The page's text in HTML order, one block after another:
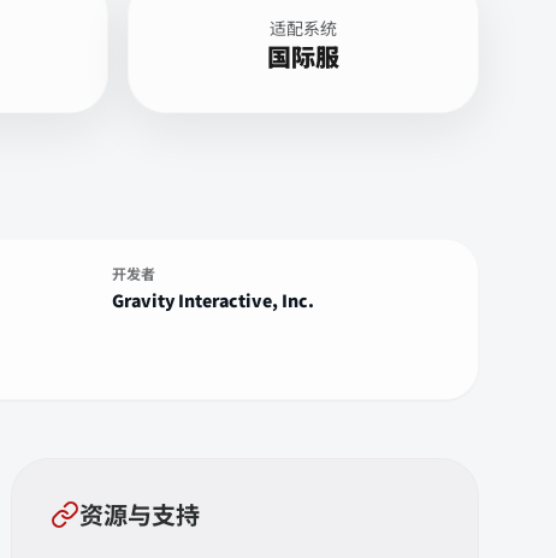
适配系统
国际服
开发者
Gravity Interactive, Inc.
资源与支持